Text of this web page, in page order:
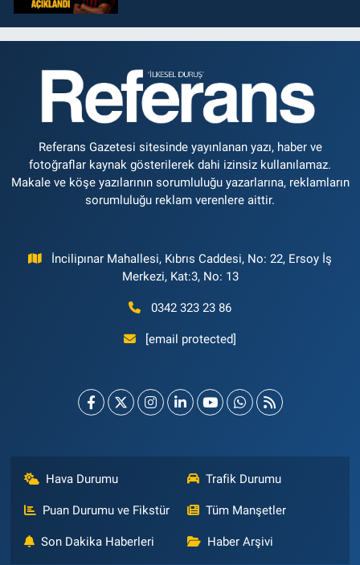
Referans Gazetesi sitesinde yayınlanan yazı, haber ve
fotoğraflar kaynak gösterilerek dahi izinsiz kullanılamaz.
Makale ve köşe yazılarının sorumluluğu yazarlarına, reklamların
sorumluluğu reklam verenlere aittir.
İncilipınar Mahallesi, Kıbrıs Caddesi, No: 22, Ersoy İş
Merkezi, Kat:3, No: 13
0342 323 23 86
[email protected]
Hava Durumu Trafik Durumu
Puan Durumu ve Fikstür Tüm Manşetler
Son Dakika Haberleri Haber Arşivi